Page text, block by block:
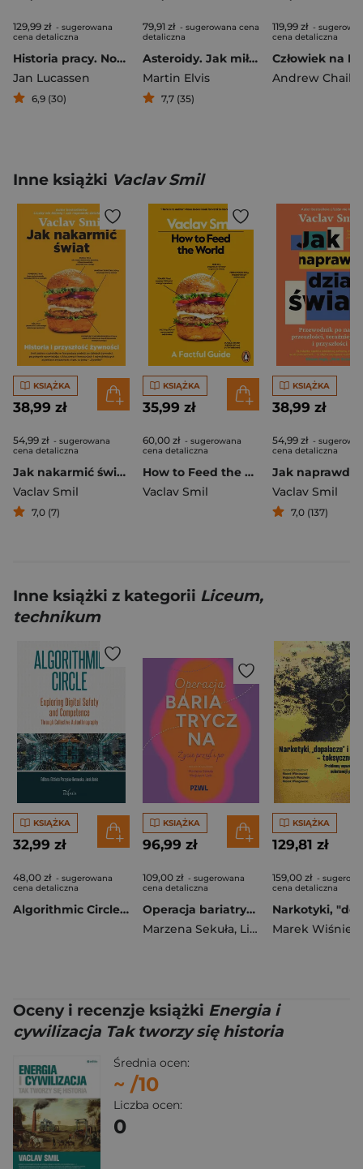
129,99 zł - sugerowana
cena detaliczna
Historia pracy. Nowe dzieje ludzkości
Jan Lucassen
6,9 (30)
79,91 zł - sugerowana cena
detaliczna
Asteroidy. Jak miłość, strach i chciwość zadecydują o naszej przyszłości w kosmosie
Martin Elvis
7,7 (35)
119,99 zł -
cena detaliczna
Andrew
Inne książki Vaclav Smil
KSIĄŻKA
38,99 zł
54,99 zł - sugerowana
cena detaliczna
Jak nakarmić świat. Historia i przyszłość żywności
Vaclav Smil
7,0 (7)
KSIĄŻKA
35,99 zł
60,00 zł - sugerowana
cena detaliczna
How to Feed the World wer. angielska
Vaclav Smil
KSIĄŻKA
38,99 zł
54,99 zł -
cena detaliczna
Vaclav Smil
7,0 (137)
Inne książki z kategorii Liceum,
technikum
KSIĄŻKA
32,99 zł
48,00 zł - sugerowana
cena detaliczna
Algorithmic Circle. Exploring Digital Safety and Competence Through Collective Autoethnography
KSIĄŻKA
96,99 zł
109,00 zł - sugerowana
cena detaliczna
Operacja bariatryczna. Życie przed i po
Marzena Sekuła, Lisik Wojciech
KSIĄŻKA
129,81 zł
159,00 zł -
cena detaliczna
Oceny i recenzje książki Energia i
cywilizacja Tak tworzy się historia
Średnia ocen:
~ /10
Liczba ocen:
0